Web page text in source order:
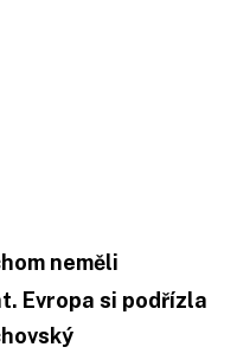
neměli
Evropa si podřízla